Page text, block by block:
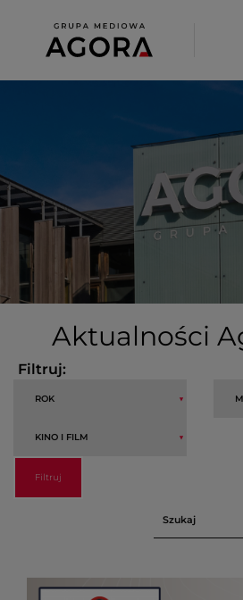
Aktualności
Filtruj:
Filtruj